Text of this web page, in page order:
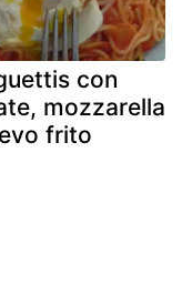
con
mozzarella
frito